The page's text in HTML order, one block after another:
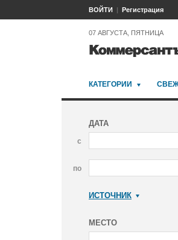
ВОЙТИ Регистрация
07 АВГУСТА, ПЯТНИЦА
КАТЕГОРИИ
ДАТА
с
по
ИСТОЧНИК
МЕСТО